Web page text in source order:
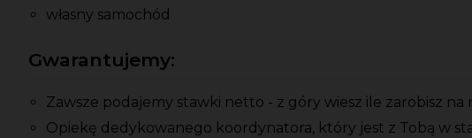
własny samochód
Gwarantujemy:
Zawsze podajemy stawki netto - z góry wiesz ile zarobisz
Opiekę dedykowanego koordynatora, który jest z Tobą w